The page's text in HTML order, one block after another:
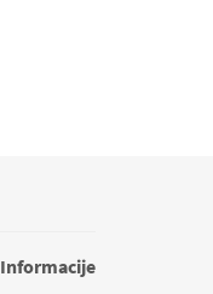
Informacije